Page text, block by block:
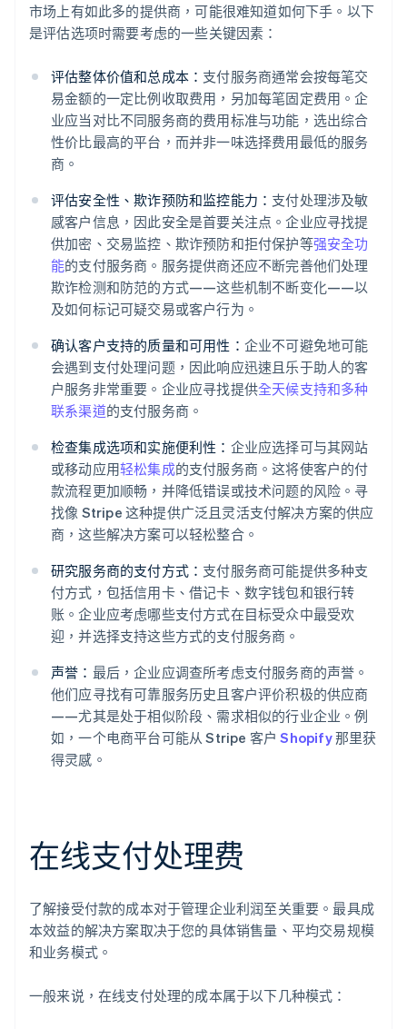
市场上有如此多的提供商，可能很难知道如何下手。以下
是评估选项时需要考虑的一些关键因素：
评估整体价值和总成本： 支付服务商通常会按每笔交
易金额的一定比例收取费用，另加每笔固定费用。企
业应当对比不同服务商的费用标准与功能，选出综合
性价比最高的平台，而并非一味选择费用最低的服务
商。
评估安全性、欺诈预防和监控能力： 支付处理涉及敏
感客户信息，因此安全是首要关注点。企业应寻找提
供加密、交易监控、欺诈预防和拒付保护等强安全功
能的支付服务商。服务提供商还应不断完善他们处理
欺诈检测和防范的方式——这些机制不断变化——以
及如何标记可疑交易或客户行为。
确认客户支持的质量和可用性： 企业不可避免地可能
会遇到支付处理问题，因此响应迅速且乐于助人的客
户服务非常重要。企业应寻找提供全天候支持和多种
联系渠道的支付服务商。
检查集成选项和实施便利性： 企业应选择可与其网站
或移动应用轻松集成的支付服务商。这将使客户的付
款流程更加顺畅，并降低错误或技术问题的风险。寻
找像 Stripe 这种提供广泛且灵活支付解决方案的供应
商，这些解决方案可以轻松整合。
研究服务商的支付方式： 支付服务商可能提供多种支
付方式，包括信用卡、借记卡、数字钱包和银行转
账。企业应考虑哪些支付方式在目标受众中最受欢
迎，并选择支持这些方式的支付服务商。
声誉： 最后，企业应调查所考虑支付服务商的声誉。
他们应寻找有可靠服务历史且客户评价积极的供应商
——尤其是处于相似阶段、需求相似的行业企业。例
如，一个电商平台可能从 Stripe 客户Shopify那里获
得灵感。
在线支付处理费
了解接受付款的成本对于管理企业利润至关重要。最具成
本效益的解决方案取决于您的具体销售量、平均交易规模
和业务模式。
一般来说，在线支付处理的成本属于以下几种模式：